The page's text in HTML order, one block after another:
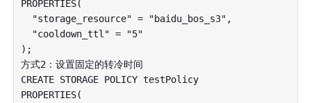
PROPERTIES(
  "storage_resource" = "baidu_bos_s3",
  "cooldown_ttl" = "5"
);
方式2：设置固定的转冷时间
CREATE STORAGE POLICY testPolicy
PROPERTIES(